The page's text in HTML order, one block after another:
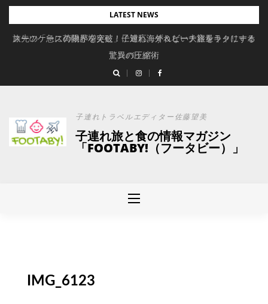
Skip
content
LATEST NEWS
旅先の「急に荷物が増えた」に対応。ずれない大容量キャリーオ
ンバッグ
スーツケースの限界を突破！子連れ海外＆ビーチ旅をラクにする
驚異の圧縮術
子連れトラベルエディター佐藤望美
子連れ旅と食の情報マガジン
「FOOTABY!（フータビー）」
IMG_6123